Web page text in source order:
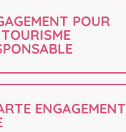
POUR
ENGAGEMENT